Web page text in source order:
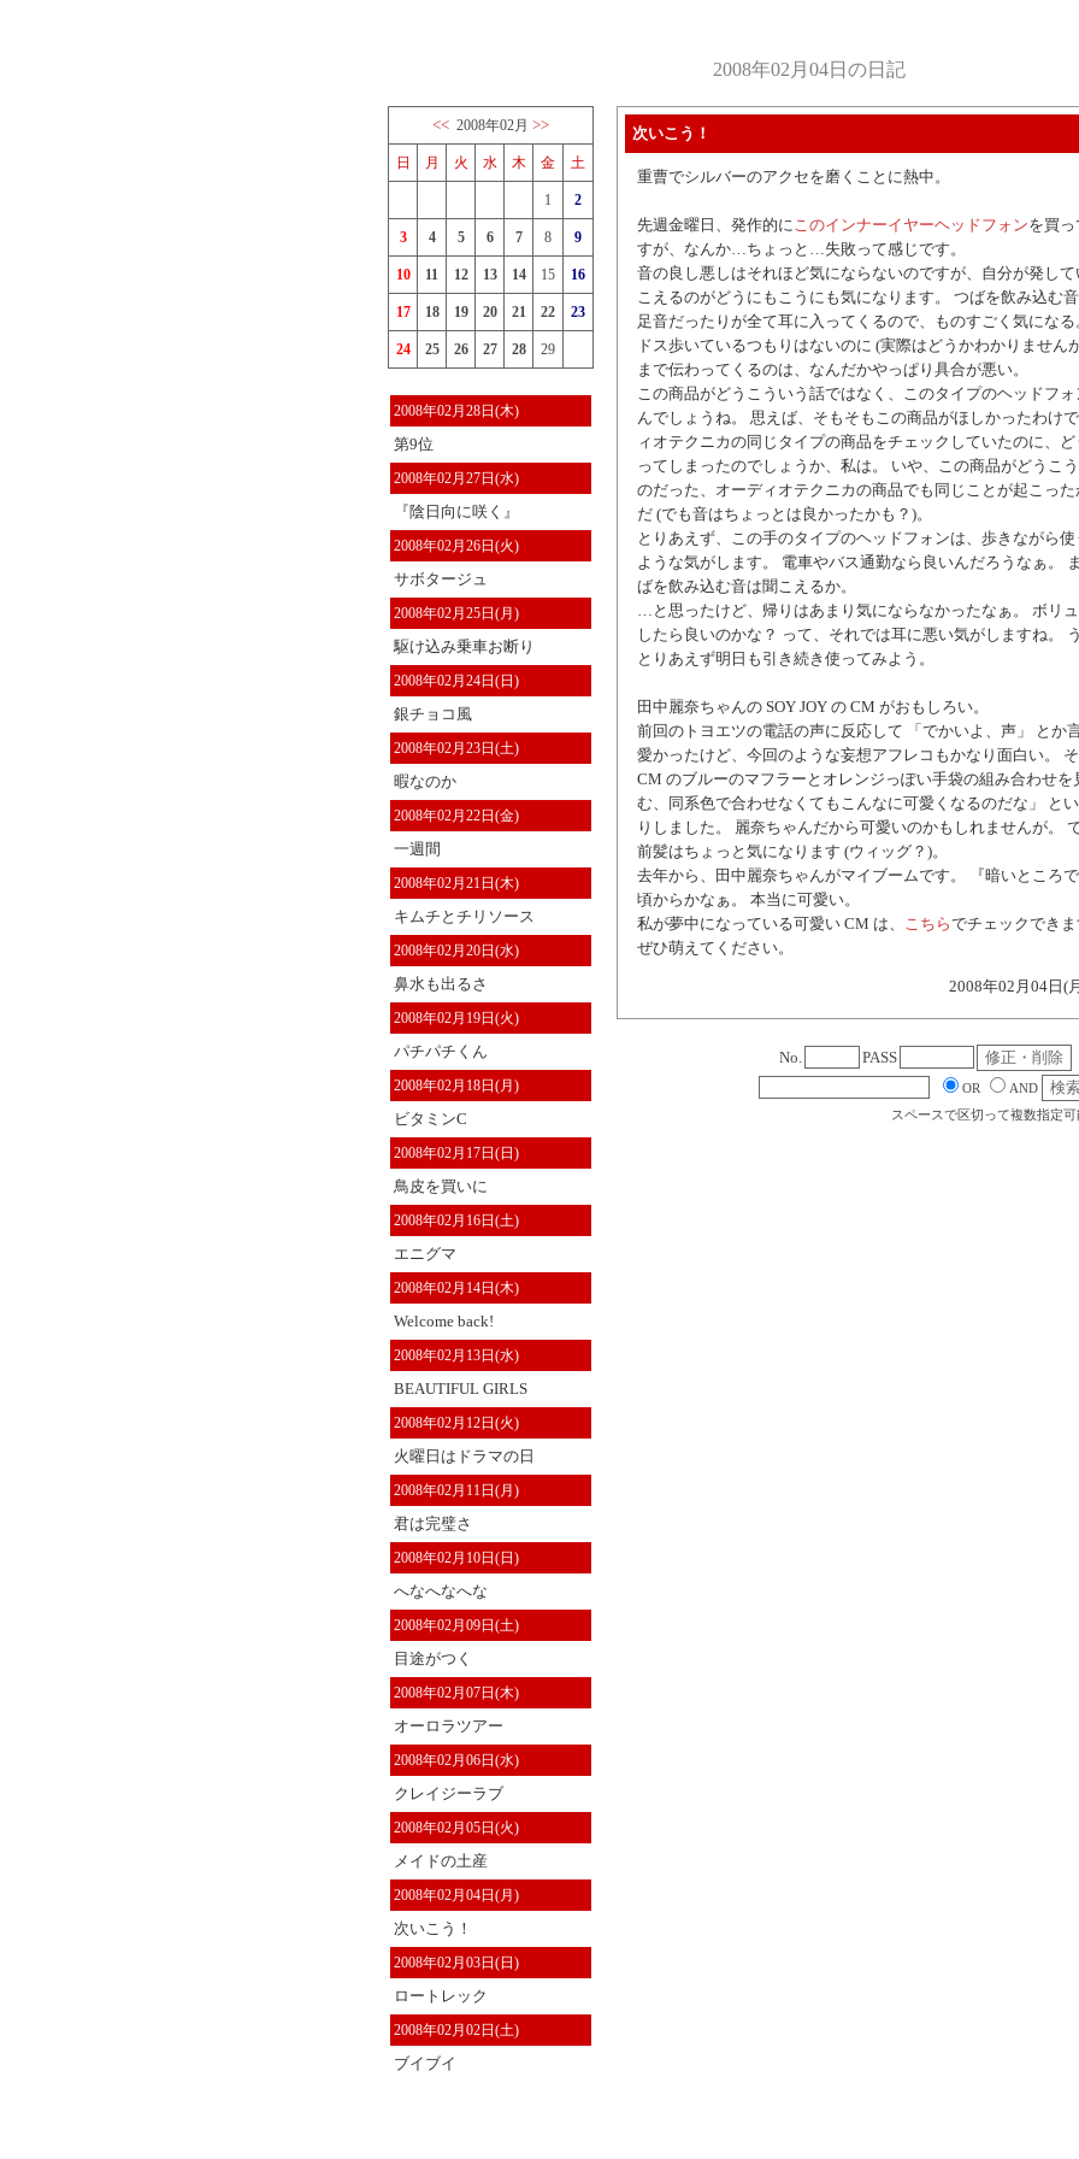
2008年02月04日の日記
<< 2008年02月 >>
日 月 火 水 木 金 土
1 2
3 4 5 6 7 8 9
10 11 12 13 14 15 16
17 18 19 20 21 22 23
24 25 26 27 28 29
2008年02月28日(木)
第9位
2008年02月27日(水)
『陰日向に咲く』
2008年02月26日(火)
サボタージュ
2008年02月25日(月)
駆け込み乗車お断り
2008年02月24日(日)
銀チョコ風
2008年02月23日(土)
暇なのか
2008年02月22日(金)
一週間
2008年02月21日(木)
キムチとチリソース
2008年02月20日(水)
鼻水も出るさ
2008年02月19日(火)
パチパチくん
2008年02月18日(月)
ビタミンC
2008年02月17日(日)
鳥皮を買いに
2008年02月16日(土)
エニグマ
2008年02月14日(木)
Welcome back!
2008年02月13日(水)
BEAUTIFUL GIRLS
2008年02月12日(火)
火曜日はドラマの日
2008年02月11日(月)
君は完璧さ
2008年02月10日(日)
へなへなへな
2008年02月09日(土)
目途がつく
2008年02月07日(木)
オーロラツアー
2008年02月06日(水)
クレイジーラブ
2008年02月05日(火)
メイドの土産
2008年02月04日(月)
次いこう！
2008年02月03日(日)
ロートレック
2008年02月02日(土)
ブイブイ
次いこう！
重曹でシルバーのアクセを磨くことに熱中。
先週金曜日、発作的にこのインナーイヤーヘッドフォンを買
すが、なんか…ちょっと…失敗って感じです。
音の良し悪しはそれほど気にならないのですが、自分が発し
こえるのがどうにもこうにも気になります。 つばを飲み込む
足音だったりが全て耳に入ってくるので、ものすごく気にな
ドス歩いているつもりはないのに (実際はどうかわかりません
まで伝わってくるのは、なんだかやっぱり具合が悪い。
この商品がどうこういう話ではなく、このタイプのヘッドフ
んでしょうね。 思えば、そもそもこの商品がほしかったわけ
ィオテクニカの同じタイプの商品をチェックしていたのに、
ってしまったのでしょうか、私は。 いや、この商品がどうこ
のだった、オーディオテクニカの商品でも同じことが起こっ
だ (でも音はちょっとは良かったかも？)。
とりあえず、この手のタイプのヘッドフォンは、歩きながら
ような気がします。 電車やバス通勤なら良いんだろうなぁ。
ばを飲み込む音は聞こえるか。
…と思ったけど、帰りはあまり気にならなかったなぁ。 ボリ
したら良いのかな？ って、それでは耳に悪い気がしますね。
とりあえず明日も引き続き使ってみよう。
田中麗奈ちゃんの SOY JOY の CM がおもしろい。
前回のトヨエツの電話の声に反応して 「でかいよ、声」 とか
愛かったけど、今回のような妄想アフレコもかなり面白い。
CM のブルーのマフラーとオレンジっぽい手袋の組み合わせを
む、同系色で合わせなくてもこんなに可愛くなるのだな」 と
りしました。 麗奈ちゃんだから可愛いのかもしれませんが。
前髪はちょっと気になります (ウィッグ？)。
去年から、田中麗奈ちゃんがマイブームです。 『暗いところ
頃からかなぁ。 本当に可愛い。
私が夢中になっている可愛い CM は、 こちらでチェックでき
ぜひ萌えてください。
2008年02月04日(
No. PASS
OR
AND
スペースで区切って複数指定可